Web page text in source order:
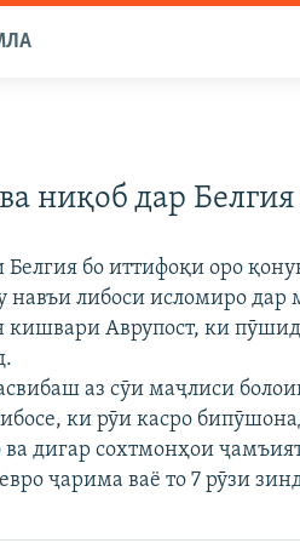
ниқоб дар
бо иттифоқи оро
навъи либоси исломиро
кишвари Аврупост, ки
аз сӯи маҷлиси
ки рӯи касро
дигар сохтмонҳои
ҷарима ваё то 7 рӯзи